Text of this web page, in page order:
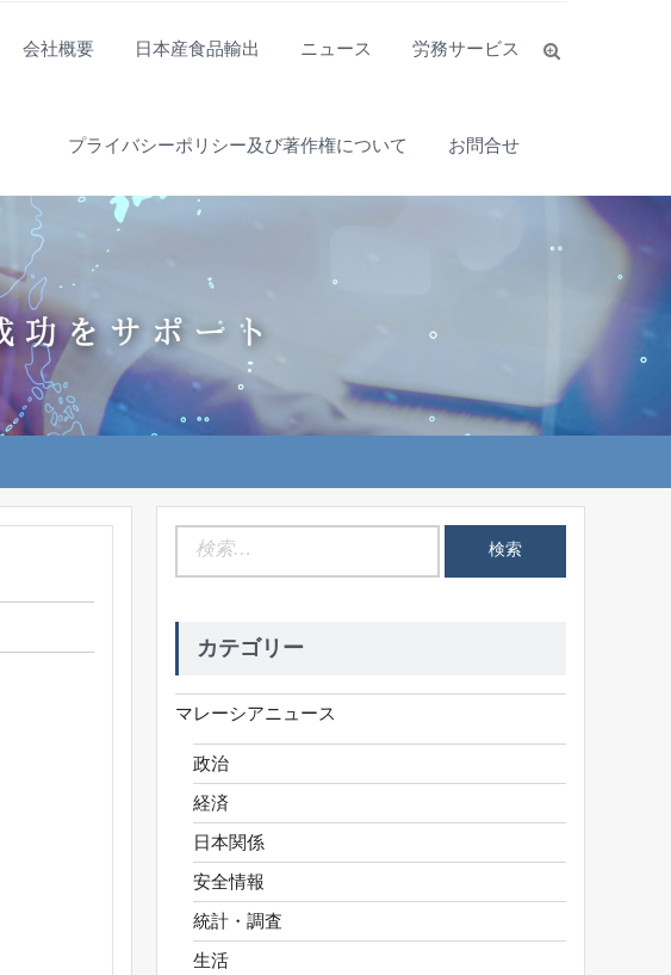
会社概要 日本産食品輸出 ニュース 労務サービス
プライバシーポリシー及び著作権について お問合せ
カテゴリー
マレーシアニュース
政治
経済
日本関係
安全情報
統計・調査
生活